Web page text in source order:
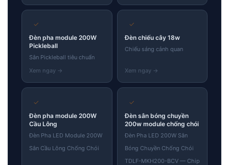
✓
Đèn pha module 200W
Pickleball
Sân Pickleball tiêu chuẩn
✓
Đèn chiếu cây 18w
Chiếu sáng cảnh quan
✓
Đèn pha module 200W
Cầu Lông
Đèn Pha LED Module 200W
Sân Cầu Lông Chống Chói
✓
Đèn sân bóng chuyền
200w module chống chói
Đèn Pha LED 200W Sân
Bóng Chuyền Chống Chói
TDLF-MKH200-BCV — Chip